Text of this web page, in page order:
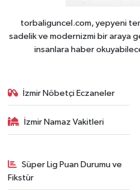
torbaliguncel.com, yepyeni
sadelik ve modernizmi bir araya
insanlara haber
İzmir Nöbetçi Eczaneler
İzmir Namaz Vakitleri
Süper Lig Puan Durumu ve
Fikstür